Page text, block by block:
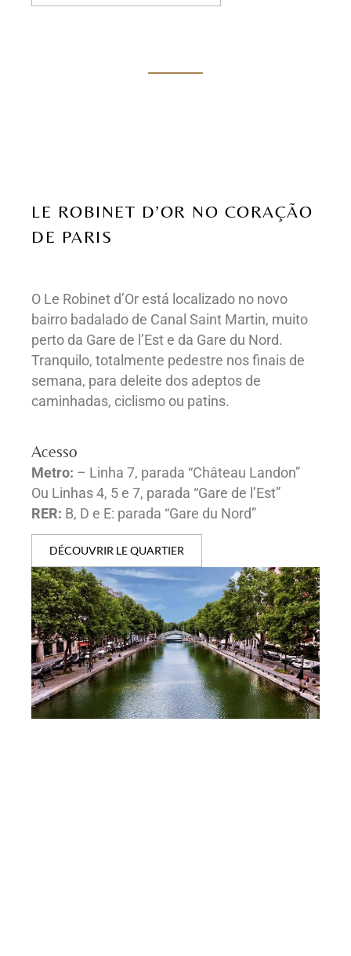
LE ROBINET D’OR NO CORAÇÃO
DE PARIS
O Le Robinet d’Or está localizado no novo
bairro badalado de Canal Saint Martin, muito
perto da Gare de l’Est e da Gare du Nord.
Tranquilo, totalmente pedestre nos finais de
semana, para deleite dos adeptos de
caminhadas, ciclismo ou patins.
Acesso
Metro: – Linha 7, parada “Château Landon”
Ou Linhas 4, 5 e 7, parada “Gare de l’Est”
RER: B, D e E: parada “Gare du Nord”
DÉCOUVRIR LE QUARTIER